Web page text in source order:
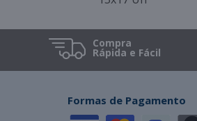
Compra
Rápida e Fácil
Formas de Pagamento